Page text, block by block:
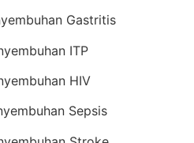
Gastritis
ITP
HIV
Sepsis